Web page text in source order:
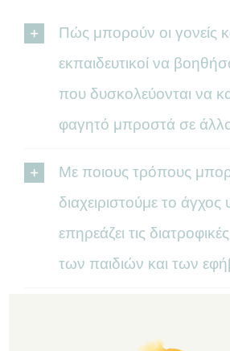
Πώς μπορούν οι γονείς
εκπαιδευτικοί να
που δυσκολεύονται να
φαγητό μπροστά σε
Με ποιους τρόπους
διαχειριστούμε το άγχος
επηρεάζει τις
των παιδιών και των
λήψη επαγγελματικής